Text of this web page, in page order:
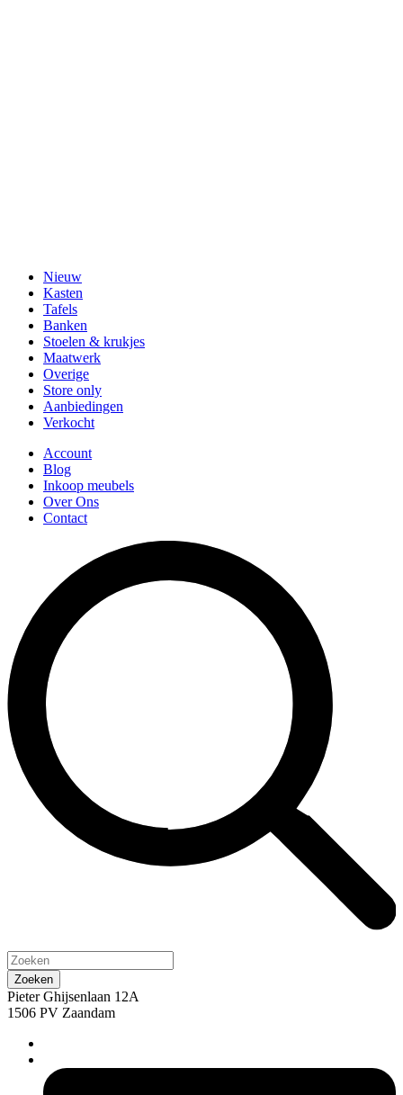
Nieuw
Kasten
Tafels
Banken
Stoelen & krukjes
Maatwerk
Overige
Store only
Aanbiedingen
Verkocht
Account
Blog
Inkoop meubels
Over Ons
Contact
Pieter Ghijsenlaan 12A
1506 PV Zaandam